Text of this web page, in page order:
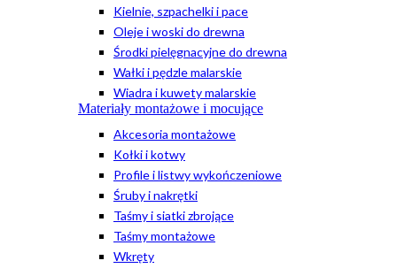
Kielnie, szpachelki i pace
Oleje i woski do drewna
Środki pielęgnacyjne do drewna
Wałki i pędzle malarskie
Wiadra i kuwety malarskie
Materiały montażowe i mocujące
Akcesoria montażowe
Kołki i kotwy
Profile i listwy wykończeniowe
Śruby i nakrętki
Taśmy i siatki zbrojące
Taśmy montażowe
Wkręty